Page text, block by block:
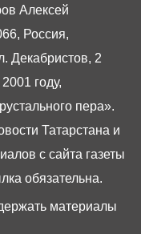
Алексей
Россия,
Декабристов, 2
году,
пера».
Татарстана и
с сайта газеты
обязательна.
материалы